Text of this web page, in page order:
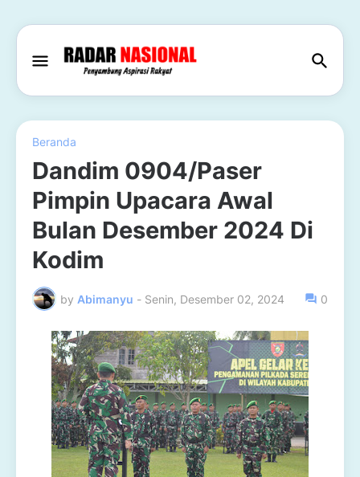
Beranda
Dandim 0904/Paser
Pimpin Upacara Awal
Bulan Desember 2024 Di
Kodim
by Abimanyu - Senin, Desember 02, 2024 0